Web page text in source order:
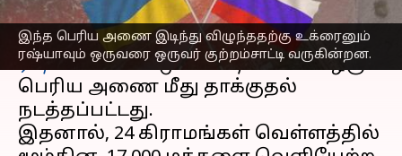
இந்த பெரிய அணை இடிந்து விழுந்ததற்கு உக்ரைனும்
ரஷ்யாவும் ஒருவரை ஒருவர் குற்றம்சாட்டி வருகின்றன.
செய்தி முன்னோட்டம்
நேற்று(ஜூன் 6) தெற்கு உக்ரைனில்
ரஷ்யாவின் கட்டுப்பாட்டில் உள்ள ஒரு
பெரிய அணை மீது தாக்குதல்
நடத்தப்பட்டது.
இதனால், 24 கிராமங்கள் வெள்ளத்தில்